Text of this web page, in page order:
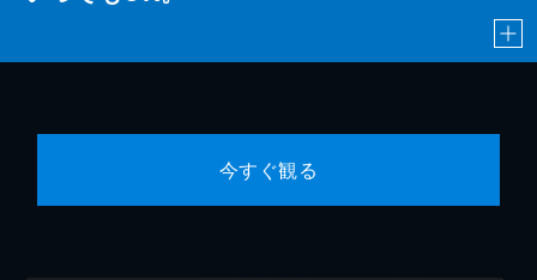
今すぐ観る